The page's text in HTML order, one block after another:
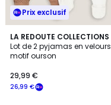
Prix exclusif
LA REDOUTE COLLECTIONS
Lot de 2 pyjamas en velours
motif ourson
26,99 €
29,99 €
4,6
/ 5